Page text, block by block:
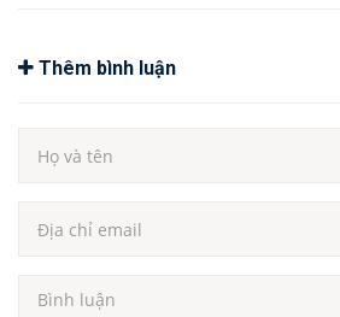
Thêm bình luận